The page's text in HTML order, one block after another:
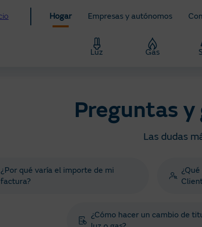
Hogar Empresas y autónomos
Luz Gas
Preguntas
Las dudas
¿Por qué varía el importe de mi
factura?
¿Cómo hacer un cambio de